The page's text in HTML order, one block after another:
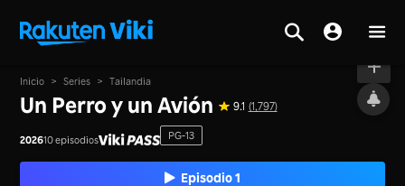
Al aire
Inicio > Series > Tailandia
Un Perro y un Avión 9.1 (1,797)
202610 episodios PG-13
Episodio 1